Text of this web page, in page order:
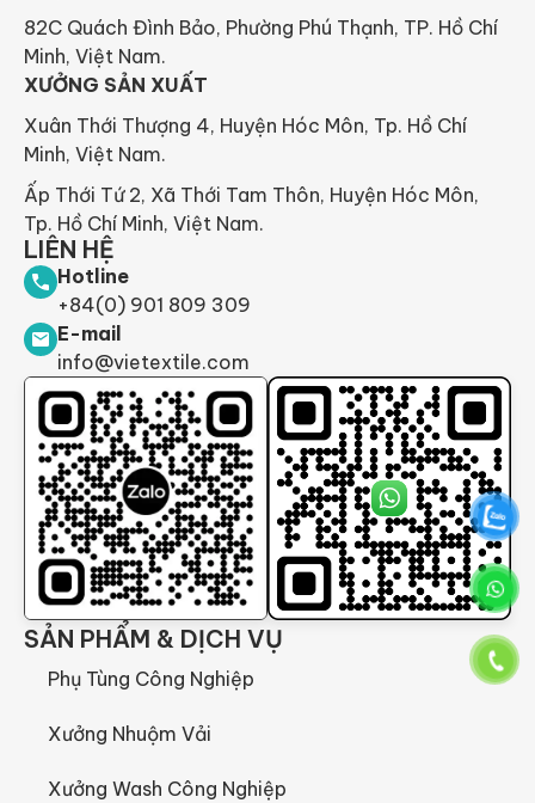
82C Quách Đình Bảo, Phường Phú Thạnh, TP. Hồ Chí
Minh, Việt Nam.
XƯỞNG SẢN XUẤT
Xuân Thới Thượng 4, Huyện Hóc Môn, Tp. Hồ Chí
Minh, Việt Nam.
Ấp Thới Tứ 2, Xã Thới Tam Thôn, Huyện Hóc Môn,
Tp. Hồ Chí Minh, Việt Nam.
LIÊN HỆ
Hotline
+84(0) 901 809 309
E-mail
info@vietextile.com
SẢN PHẨM & DỊCH VỤ
Phụ Tùng Công Nghiệp
Xưởng Nhuộm Vải
Xưởng Wash Công Nghiệp